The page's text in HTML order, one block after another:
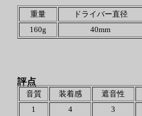
重量 ドライバー直径
160g
40mm
評点
音質 装着感 遮音性
1
4 3